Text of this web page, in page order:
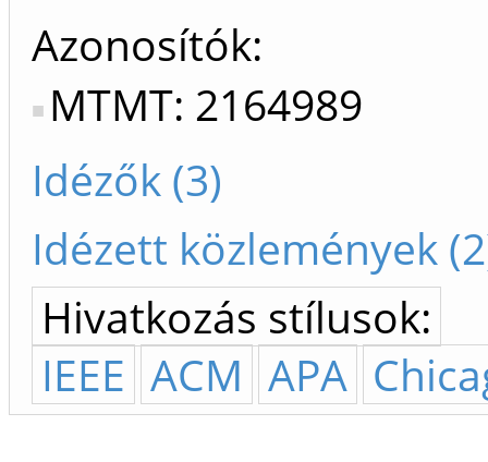
Azonosítók
MTMT: 2164989
Idézők (3)
Idézett közlemények
Hivatkozás stílusok:
IEEE ACM APA